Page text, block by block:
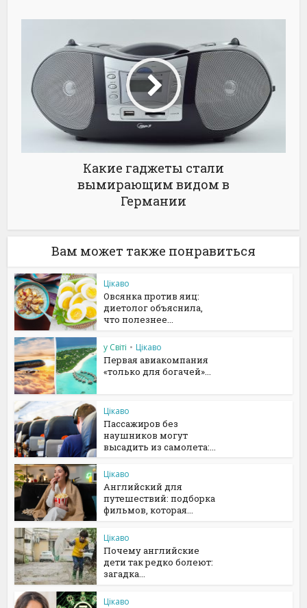
Какие гаджеты стали
вымирающим видом в
Германии
Вам может также понравиться
Цікаво
Овсянка против яиц:
диетолог объяснила,
что полезнее...
у Світі • Цікаво
Первая авиакомпания
«только для богачей»...
Цікаво
Пассажиров без
наушников могут
высадить из самолета:...
Цікаво
Английский для
путешествий: подборка
фильмов, которая...
Цікаво
Почему английские
дети так редко болеют:
загадка...
Цікаво